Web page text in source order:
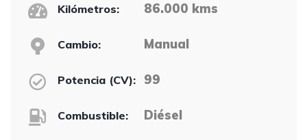
Kilómetros: 86.000 kms
Cambio: Manual
Potencia (CV): 99
Combustible: Diésel